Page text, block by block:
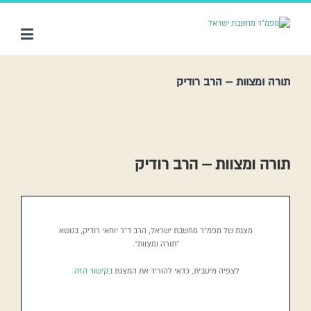
תורה ומצוות – הרב רודיק
תורה ומצוות – הרב רודיק
מצגת של מפמ”ר מחשבת ישראל, הרב ד”ר יוחאי רודיק, בנושא
“תורה ומצוות”.
לצפיה מיטבית, כדאי להוריד את המצגתבקישור הזה.